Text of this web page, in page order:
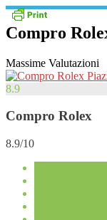
Compro
Massime Valutazioni
8.9
Compro Rolex
8.9/10